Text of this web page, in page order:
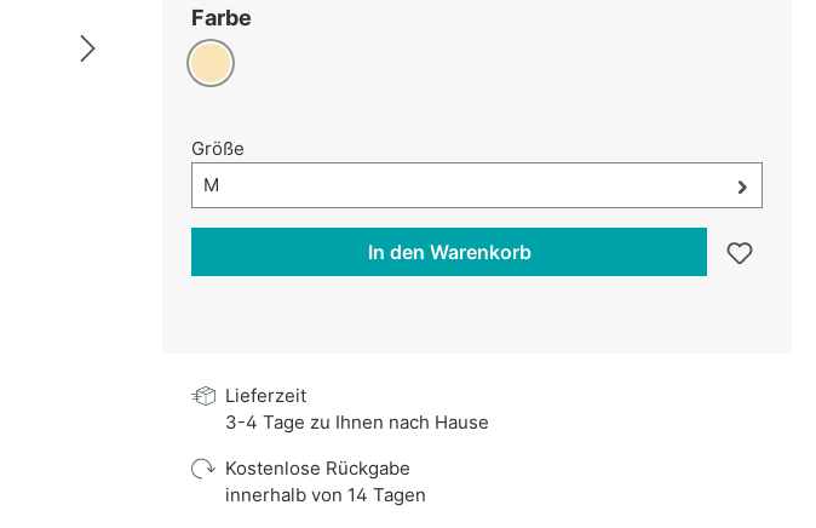
Farbe
Beige
Größe
Größe-Auswahl öffnen, aktuell ausgewählt:
M
In den Warenkorb
Lieferzeit
3-4 Tage zu Ihnen nach Hause
Kostenlose Rückgabe
innerhalb von 14 Tagen